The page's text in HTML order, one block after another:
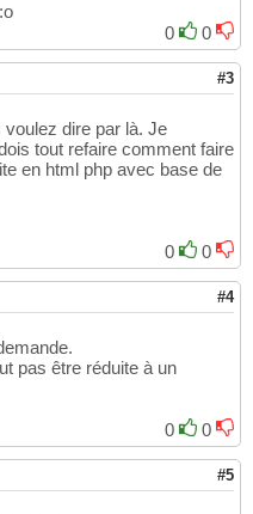
0
0
#3
dire par là. Je
tout refaire comment faire
en html php avec base de
0
0
#4
pas être réduite à un
0 0
#5